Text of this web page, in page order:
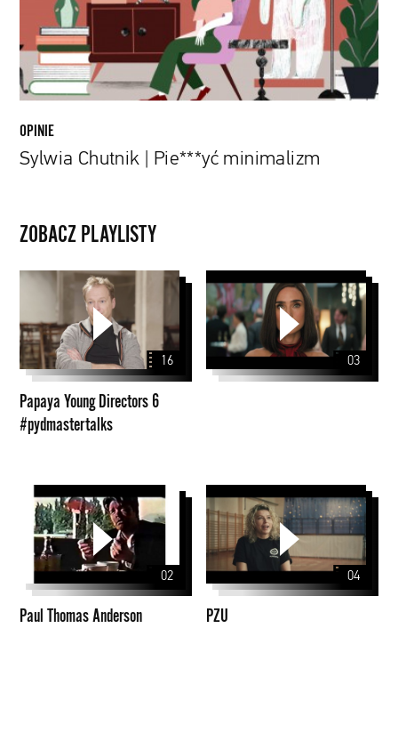
OPINIE
Sylwia Chutnik | Pie***yć minimalizm
ZOBACZ PLAYLISTY
Papaya
Directors
6
#pydmastertalks
16
Papaya Young Directors 6
#pydmastertalks
03
Paul
Thomas
Anderson
02
Paul Thomas Anderson
PZU
04
PZU